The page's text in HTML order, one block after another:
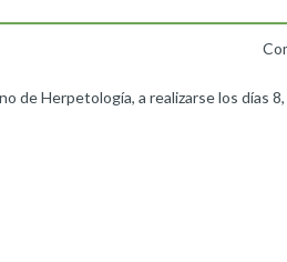
Herpetología, a realizarse los días